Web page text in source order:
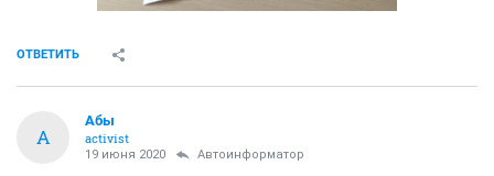
ОТВЕТИТЬ
А
Абы
activist
19 июня 2020 Автоинформатор